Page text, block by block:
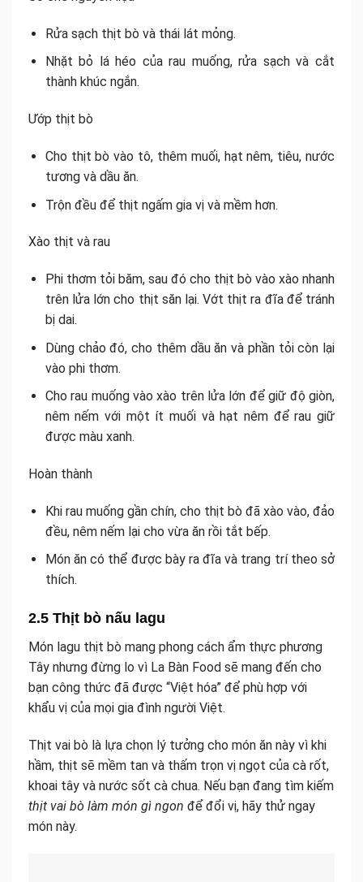
Rửa sạch thịt bò và thái lát mỏng.
Nhặt bỏ lá héo của rau muống, rửa sạch và cắt
thành khúc ngắn.
Ướp thịt bò
Cho thịt bò vào tô, thêm muối, hạt nêm, tiêu, nước
tương và dầu ăn.
Trộn đều để thịt ngấm gia vị và mềm hơn.
Xào thịt và rau
Phi thơm tỏi băm, sau đó cho thịt bò vào xào nhanh
trên lửa lớn cho thịt săn lại. Vớt thịt ra đĩa để tránh
bị dai.
Dùng chảo đó, cho thêm dầu ăn và phần tỏi còn lại
vào phi thơm.
Cho rau muống vào xào trên lửa lớn để giữ độ giòn,
nêm nếm với một ít muối và hạt nêm để rau giữ
được màu xanh.
Hoàn thành
Khi rau muống gần chín, cho thịt bò đã xào vào, đảo
đều, nêm nếm lại cho vừa ăn rồi tắt bếp.
Món ăn có thể được bày ra đĩa và trang trí theo sở
thích.
2.5 Thịt bò nấu lagu
Món lagu thịt bò mang phong cách ẩm thực phương
Tây nhưng đừng lo vì La Bàn Food sẽ mang đến cho
bạn công thức đã được “Việt hóa” để phù hợp với
khẩu vị của mọi gia đình người Việt.
Thịt vai bò là lựa chọn lý tưởng cho món ăn này vì khi
hầm, thịt sẽ mềm tan và thấm trọn vị ngọt của cà rốt,
khoai tây và nước sốt cà chua. Nếu bạn đang tìm kiếm
thịt vai bò làm món gì ngon để đổi vị, hãy thử ngay
món này.